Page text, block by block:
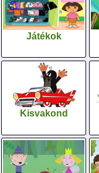
Játékok
Kisvakond